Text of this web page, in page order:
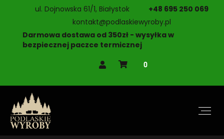
ul. Dojnowska 61/1, Białystok
+48 695 250 069
kontakt@podlaskiewyroby.pl
Darmowa dostawa od 350zł - wysyłka w
bezpiecznej paczce termicznej
0